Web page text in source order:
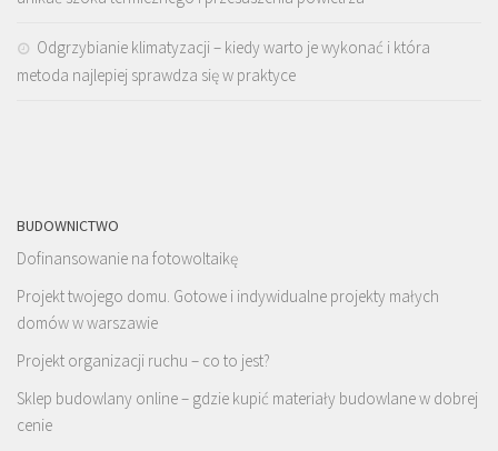
Odgrzybianie klimatyzacji – kiedy warto je wykonać i która
metoda najlepiej sprawdza się w praktyce
BUDOWNICTWO
Dofinansowanie na fotowoltaikę
Projekt twojego domu. Gotowe i indywidualne projekty małych
domów w warszawie
Projekt organizacji ruchu – co to jest?
Sklep budowlany online – gdzie kupić materiały budowlane w dobrej
cenie